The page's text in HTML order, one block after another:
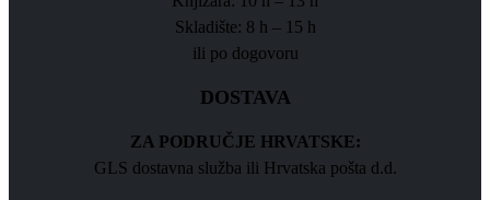
Skladište: 8 h – 15 h
ili po dogovoru
DOSTAVA
ZA PODRUČJE HRVATSKE:
GLS dostavna služba ili Hrvatska pošta d.d.